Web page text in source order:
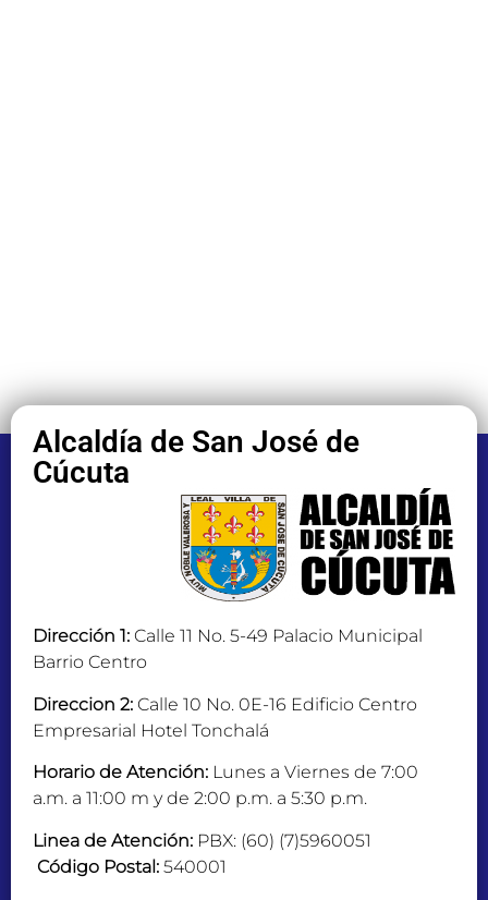
Alcaldía de San José de
Cúcuta
Dirección 1: Calle 11 No. 5-49 Palacio Municipal
Barrio Centro
Direccion 2: Calle 10 No. 0E-16 Edificio Centro
Empresarial Hotel Tonchalá
Horario de Atención: Lunes a Viernes de 7:00
a.m. a 11:00 m y de 2:00 p.m. a 5:30 p.m.
Linea de Atención: PBX: (60) (7)5960051
Código Postal: 540001